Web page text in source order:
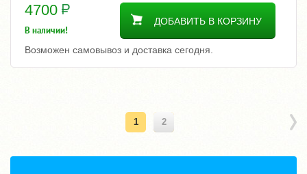
4700
ДОБАВИТЬ В КОРЗИНУ
В наличии!
Возможен самовывоз и доставка сегодня.
1 2